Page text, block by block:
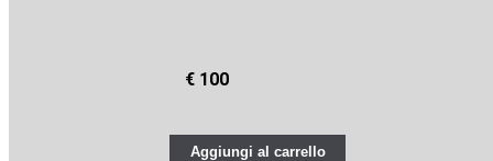
€ 100
Aggiungi al carrello